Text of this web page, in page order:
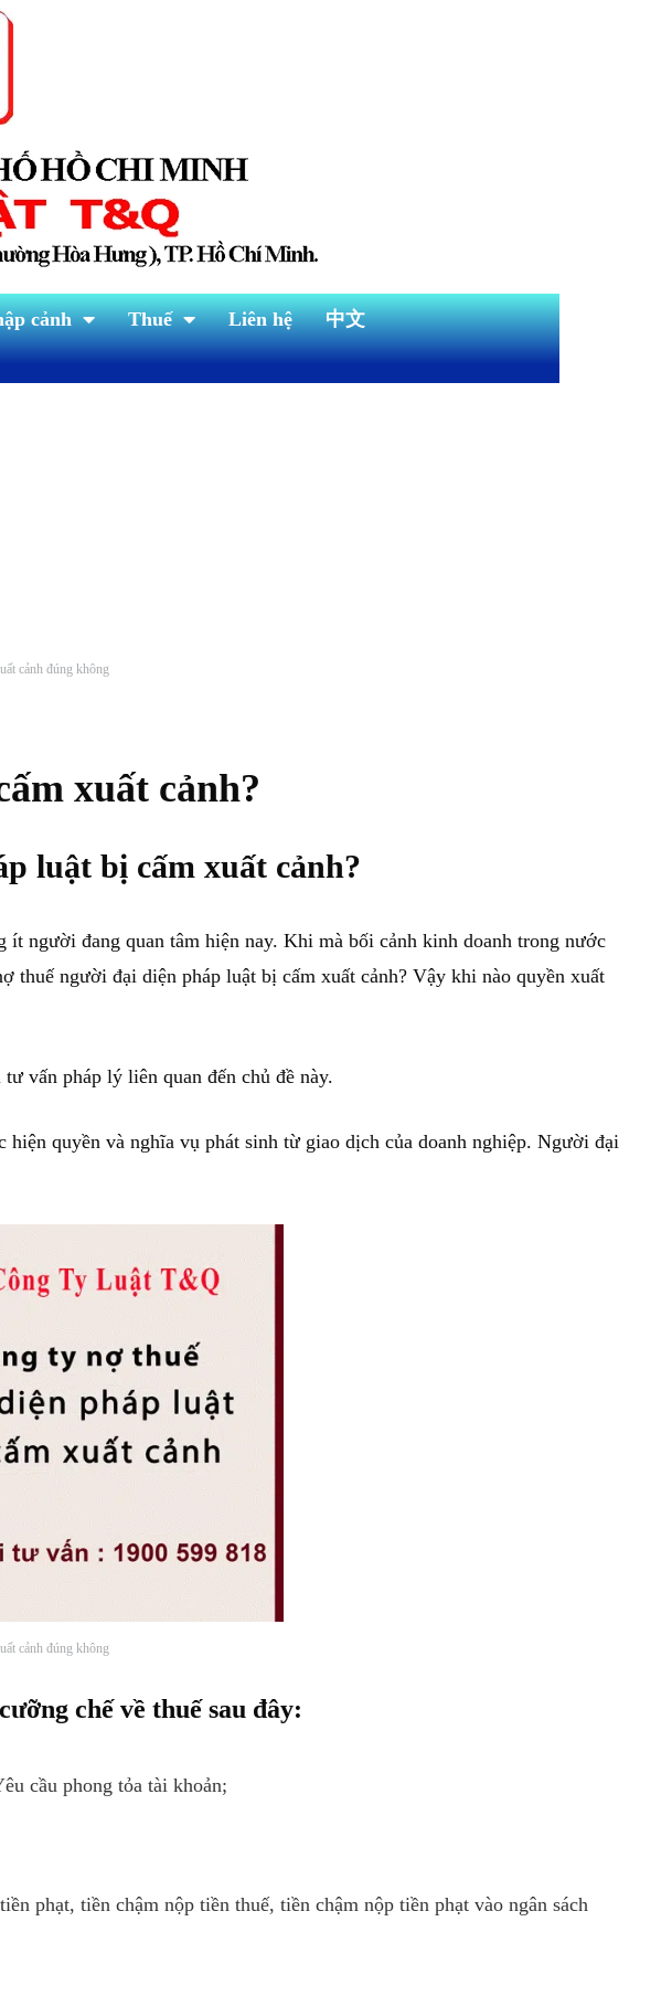
cảnh Thuế Liên hệ 中文
cảnh đúng không
xuất cảnh?
luật bị cấm xuất cảnh?
người đang quan tâm hiện nay. Khi mà bối cảnh kinh doanh trong nước
người đại diện pháp luật bị cấm xuất cảnh? Vậy khi nào quyền xuất
vấn pháp lý liên quan đến chủ đề này.
quyền và nghĩa vụ phát sinh từ giao dịch của doanh nghiệp. Người đại
cảnh đúng không
chế về thuế sau đây:
cầu phong tỏa tài khoản;
phạt, tiền chậm nộp tiền thuế, tiền chậm nộp tiền phạt vào ngân sách